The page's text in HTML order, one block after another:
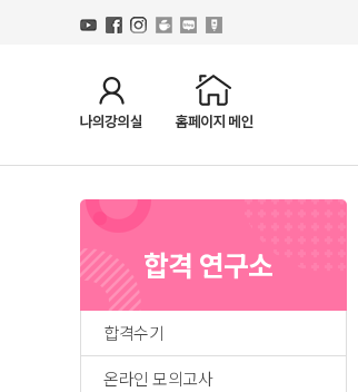
합격 연구소
합격수기
온라인 모의고사